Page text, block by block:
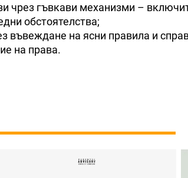
чрез гъвкави механизми –
обстоятелства;
въвеждане на ясни правила и
на права.